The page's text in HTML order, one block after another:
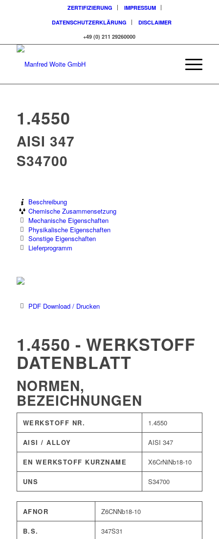
ZERTIFIZIERUNG
IMPRESSUM
DATENSCHUTZERKLÄRUNG
DISCLAIMER
+49 (0) 211 29260000
1.4550
AISI 347
S34700
Beschreibung
Chemische Zusammensetzung
Mechanische Eigenschaften
Physikalische Eigenschaften
Sonstige Eigenschaften
Lieferprogramm
PDF Download / Drucken
1.4550 - WERKSTOFF
DATENBLATT
NORMEN,
BEZEICHNUNGEN
WERKSTOFF NR. 1.4550
AISI / ALLOY AISI 347
EN WERKSTOFF KURZNAME X6CrNiNb18-10
UNS S34700
AFNOR Z6CNNb18-10
B.S. 347S31